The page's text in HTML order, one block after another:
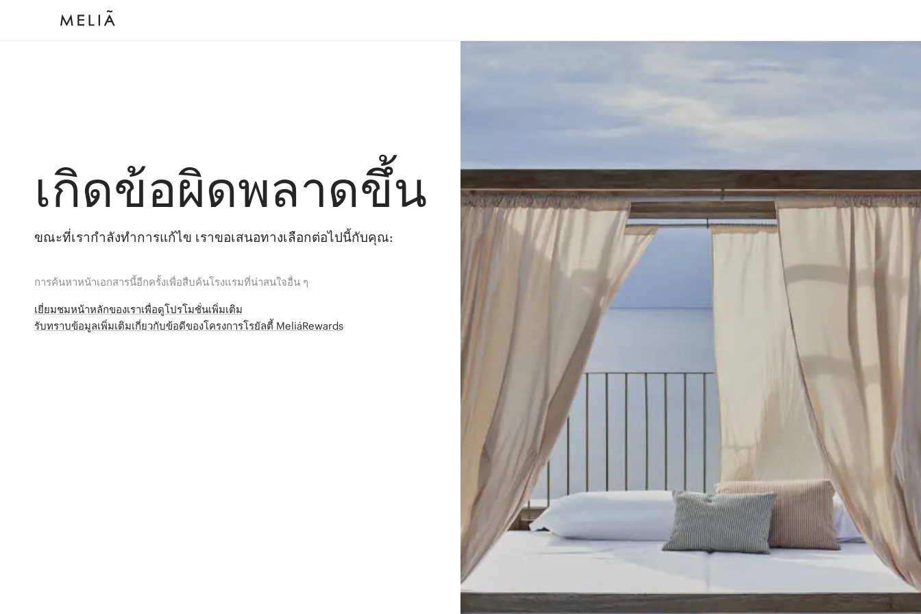
เกิดข้อผิดพลาดขึ้น
ขณะที่เรากำลังทำการแก้ไข เราขอเสนอทางเลือกต่อไปนี้กับคุณ:
การค้นหาหน้าเอกสารนี้อีกครั้งเพื่อสืบค้นโรงแรมที่น่าสนใจอื่น ๆ
เยี่ยมชมหน้าหลักของเราเพื่อดูโปรโมชั่นเพิ่มเติม
รับทราบข้อมูลเพิ่มเติมเกี่ยวกับข้อดีของโครงการโรยัลตี้ MeliáRewards